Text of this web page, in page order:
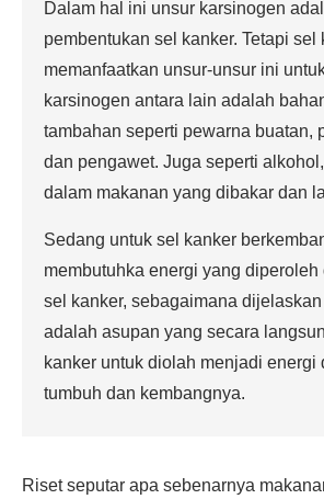
Dalam hal ini unsur karsinogen
pembentukan sel kanker. Tetapi sel
memanfaatkan unsur-unsur ini
karsinogen antara lain adalah
tambahan seperti pewarna buatan,
dan pengawet. Juga seperti
dalam makanan yang dibakar dan
Sedang untuk sel kanker
membutuhka energi yang diperoleh
sel kanker, sebagaimana
adalah asupan yang secara
kanker untuk diolah menjadi energi
tumbuh dan kembangnya.
Riset seputar apa sebenarnya